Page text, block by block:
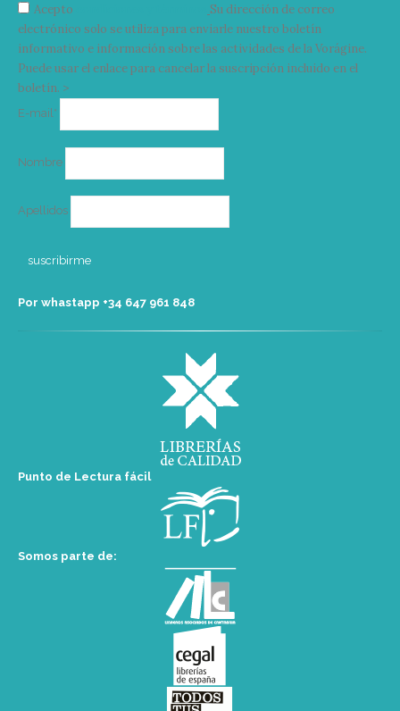
Acepto
Su dirección de correo
electrónico solo se utiliza para enviarle nuestro boletín
informativo e información sobre las actividades de la Vorágine.
Puede usar el enlace para cancelar la suscripción incluido en el
boletín. >
E-mail*
Nombre
Apellidos
Por whastapp +34 ‭647 961 848‬
Punto de Lectura fácil
Somos parte de: